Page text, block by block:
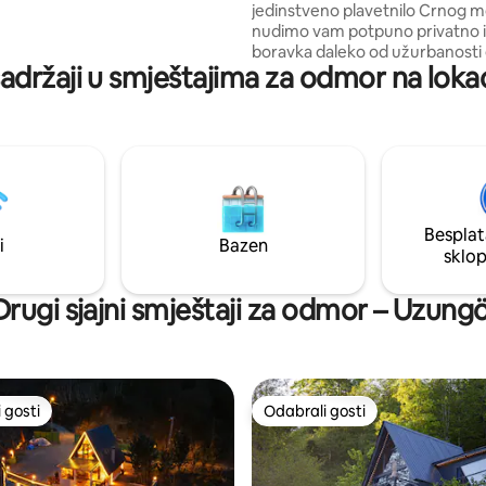
kuhinju. ✨
jedinstveno plavetnilo Crnog
nudimo vam potpuno privatno
boravka daleko od
života. Pruža mirnu atmosferu
zahvaljujući privatnom
jacuzzijem, potpuno
kuhinjom i udobnim dnevnim
objedinjuje prirodu, udobnost i
za romantične izlete i obiteljski
u smještajima za odmor na
Bazen
sjajni smještaji za odmor –
gosti
gosti Odabrali gosti
Odabrali gosti